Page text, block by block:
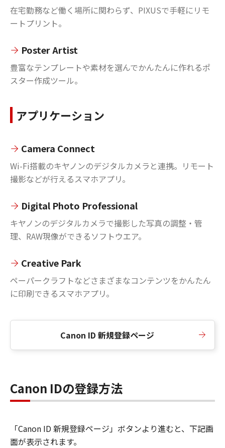
在宅勤務など働く場所に関わらず、PIXUSで手軽にリモ
ートプリント。
Poster Artist
豊富なテンプレートや素材を選んでかんたんに作れるポ
スター作成ツール。
アプリケーション
Camera Connect
Wi-Fi搭載のキヤノンのデジタルカメラと連携。リモート
撮影などが行えるスマホアプリ。
Digital Photo Professional
キヤノンのデジタルカメラで撮影した写真の調整・管
理、RAW現像ができるソフトウエア。
Creative Park
ペーパークラフトなどさまざまなコンテンツをかんたん
に印刷できるスマホアプリ。
Canon ID 新規登録ページ
Canon IDの登録方法
「Canon ID 新規登録ページ」ボタンより進むと、下記画
面が表示されます。